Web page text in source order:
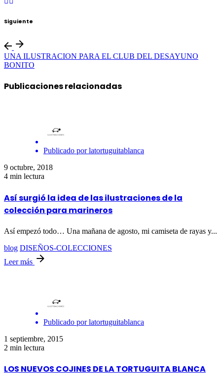
Siguiente
UNA ILUSTRACION PARA EL CLUB DEL DESAYUNO
BONITO
Publicaciones relacionadas
Publicado por latortuguitablanca
9 octubre, 2018
4 min lectura
Así surgió la idea de las ilustraciones de la
colección para marineros
Así empezó todo… Una mañana de agosto, mi camiseta de rayas y...
blog DISEÑOS-COLECCIONES
Leer más
Publicado por latortuguitablanca
1 septiembre, 2015
2 min lectura
LOS NUEVOS COJINES DE LA TORTUGUITA BLANCA